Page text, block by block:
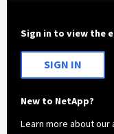
Sign in to view the
SIGN IN
New to NetApp?
Learn more about our